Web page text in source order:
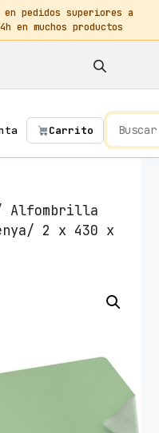
en pedidos superiores a
muchos productos
Carrito
Alfombrilla
2 x 430 x